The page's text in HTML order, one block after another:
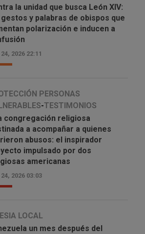
la unidad que busca León XIV:
y palabras de obispos que
polarización e inducen a
2026 22:11
PERSONAS
-TESTIMONIOS
congregación religiosa
a acompañar a quienes
abusos: el inspirador
impulsado por dos
americanas
2026 03:03
LOCAL
un mes después del